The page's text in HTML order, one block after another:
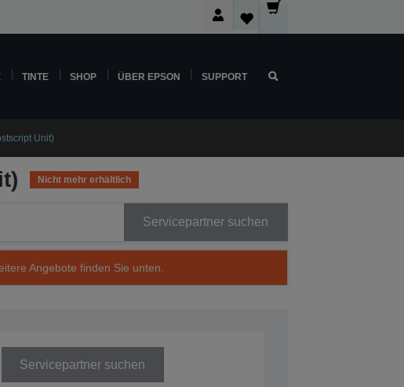
TINTE SHOP ÜBER EPSON SUPPORT
Unit)
Nicht mehr erhältlich
Servicepartner suchen
Angebote finden Sie unten.
Servicepartner suchen